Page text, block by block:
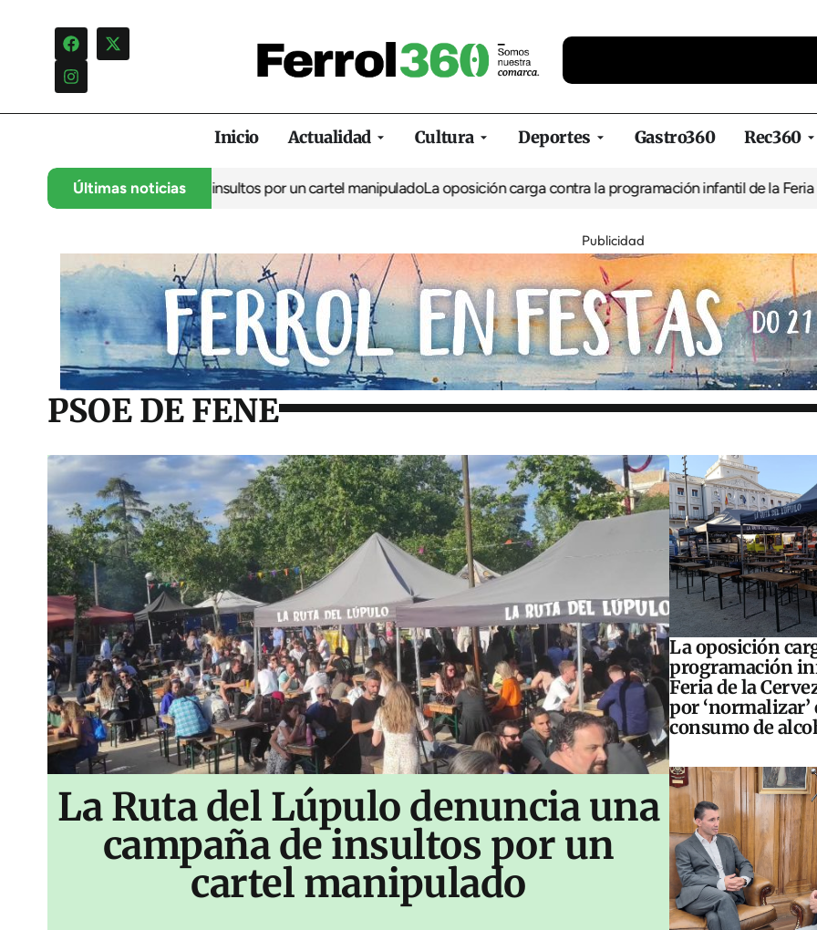
Inicio Actualidad Cultura Deportes Gastro360 Rec360
Últimas noticias
una campaña de insultos por un cartel manipuladoLa oposición carga contra la programación infantil de la Feria de la
Publicidad
PSOE DE FENE
La Ruta del Lúpulo denuncia una
campaña de insultos por un
cartel manipulado
La oposición
programación
Feria de la
por ‘normalizar’
consumo de